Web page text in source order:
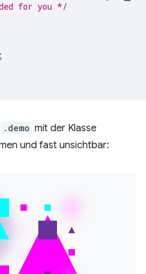
for you */
.demo mit der Klasse
und fast unsichtbar: